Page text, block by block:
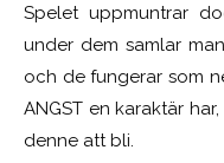
Spelet uppmuntrar
under dem samlar
och de fungerar som
ANGST en karaktär
denne att bli.